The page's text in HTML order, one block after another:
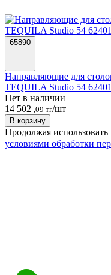
65890
Направляющие для
TEQUILA Studio 54
Нет в наличии
14 502 ,09 тг/шт
В корзину
Продолжая
условиями обработки